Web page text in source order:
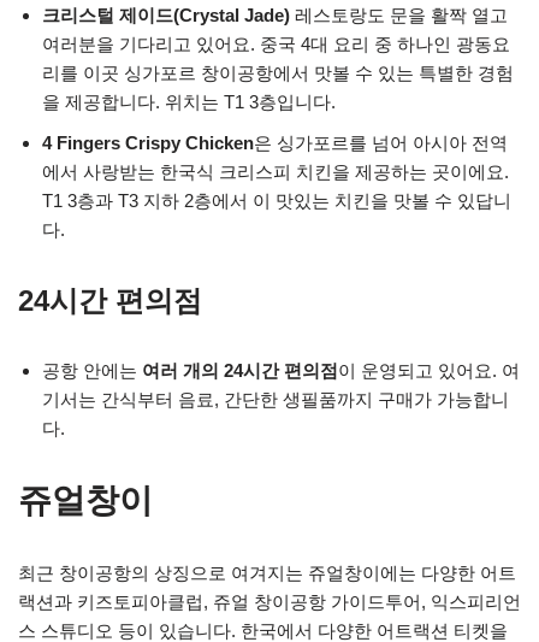
크리스털 제이드(Crystal Jade) 레스토랑도 문을 활짝 열고
여러분을 기다리고 있어요. 중국 4대 요리 중 하나인 광동요
리를 이곳 싱가포르 창이공항에서 맛볼 수 있는 특별한 경험
을 제공합니다. 위치는 T1 3층입니다.
4 Fingers Crispy Chicken은 싱가포르를 넘어 아시아 전역
에서 사랑받는 한국식 크리스피 치킨을 제공하는 곳이에요.
T1 3층과 T3 지하 2층에서 이 맛있는 치킨을 맛볼 수 있답니
다.
24시간 편의점
공항 안에는 여러 개의 24시간 편의점이 운영되고 있어요. 여
기서는 간식부터 음료, 간단한 생필품까지 구매가 가능합니
다.
쥬얼창이
최근 창이공항의 상징으로 여겨지는 쥬얼창이에는 다양한 어트
랙션과 키즈토피아클럽, 쥬얼 창이공항 가이드투어, 익스피리언
스 스튜디오 등이 있습니다. 한국에서 다양한 어트랙션 티켓을